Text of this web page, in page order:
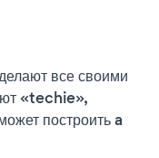
все своими
«techie»,
построить a